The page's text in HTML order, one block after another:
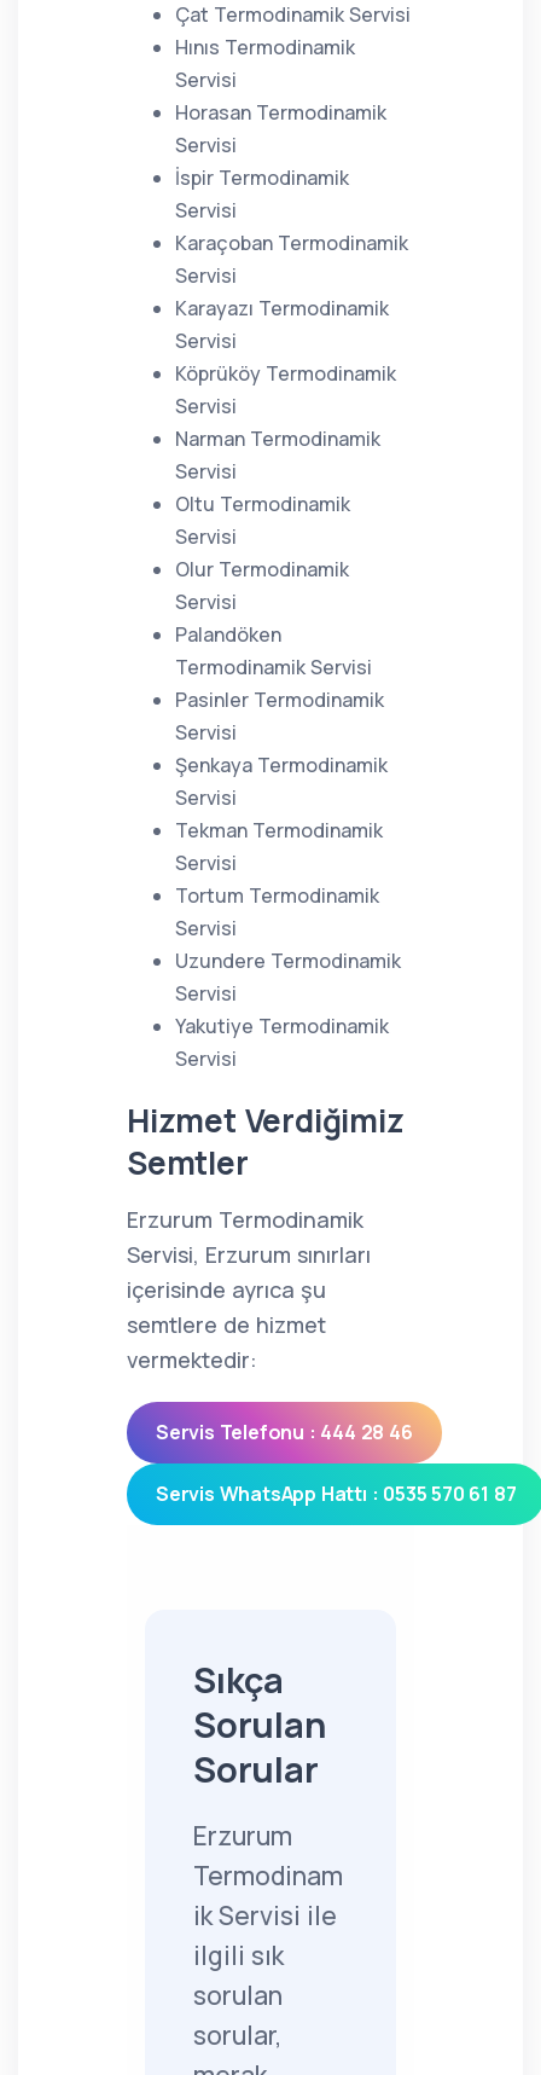
Çat Termodinamik Servisi
Hınıs Termodinamik
Servisi
Horasan Termodinamik
Servisi
İspir Termodinamik
Servisi
Karaçoban Termodinamik
Servisi
Karayazı Termodinamik
Servisi
Köprüköy Termodinamik
Servisi
Narman Termodinamik
Servisi
Oltu Termodinamik
Servisi
Olur Termodinamik
Servisi
Palandöken
Termodinamik Servisi
Pasinler Termodinamik
Servisi
Şenkaya Termodinamik
Servisi
Tekman Termodinamik
Servisi
Tortum Termodinamik
Servisi
Uzundere Termodinamik
Servisi
Yakutiye Termodinamik
Servisi
Hizmet Verdiğimiz
Semtler
Erzurum Termodinamik
Servisi, Erzurum sınırları
içerisinde ayrıca şu
semtlere de hizmet
vermektedir:
Servis Telefonu : 444 28 46
Servis WhatsApp Hattı : 0535 570 61 87
Sıkça
Sorulan
Sorular
Erzurum
Termodinam
ik Servisi ile
ilgili sık
sorulan
sorular,